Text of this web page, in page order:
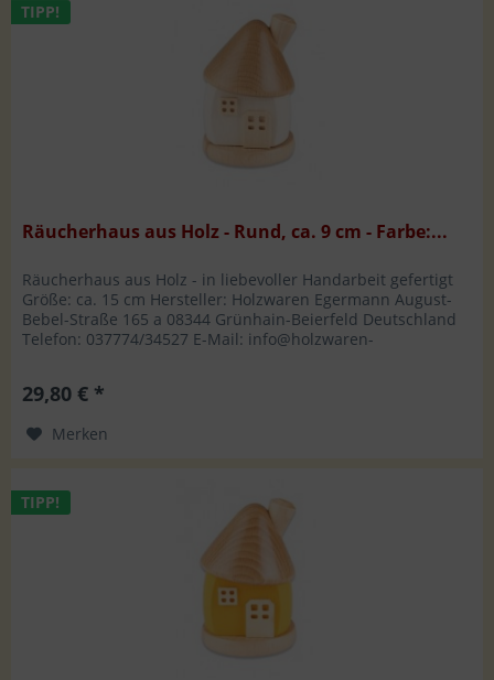
TIPP!
Räucherhaus aus Holz - Rund, ca. 9 cm - Farbe:...
Räucherhaus aus Holz - in liebevoller Handarbeit gefertigt
Größe: ca. 15 cm Hersteller: Holzwaren Egermann August-
Bebel-Straße 165 a 08344 Grünhain-Beierfeld Deutschland
Telefon: 037774/34527 E-Mail: info@holzwaren-
29,80 € *
Merken
TIPP!